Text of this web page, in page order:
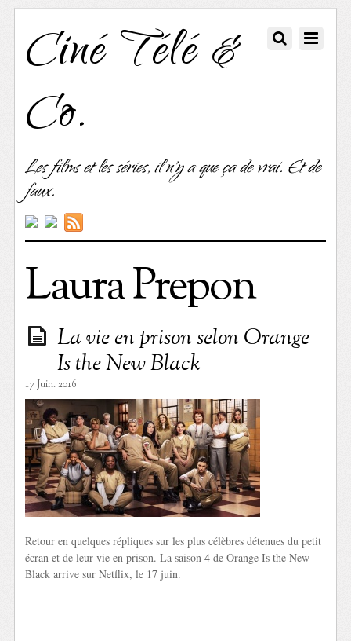
Ciné Télé &
Co.
Les films et les séries, il n'y a que ça de vrai. Et de
faux.
Laura Prepon
La vie en prison selon Orange
Is the New Black
17 Juin. 2016
Retour en quelques répliques sur les plus célèbres détenues du petit
écran et de leur vie en prison. La saison 4 de Orange Is the New
Black arrive sur Netflix, le 17 juin.